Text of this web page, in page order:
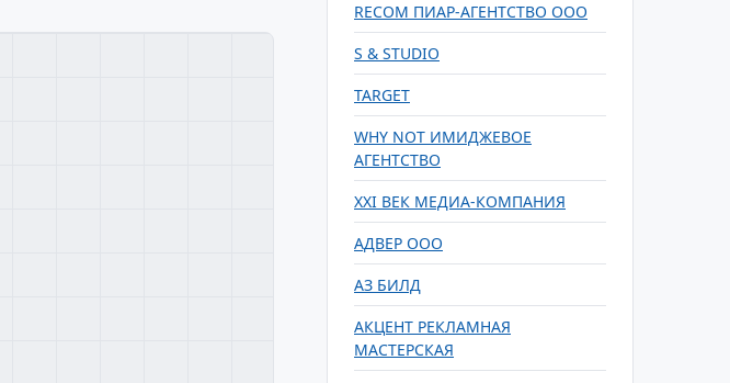
RECOM ПИАР-АГЕНТСТВО ООО
S & STUDIO
TARGET
WHY NOT ИМИДЖЕВОЕ
АГЕНТСТВО
XXI ВЕК МЕДИА-КОМПАНИЯ
АДВЕР ООО
АЗ БИЛД
АКЦЕНТ РЕКЛАМНАЯ
МАСТЕРСКАЯ